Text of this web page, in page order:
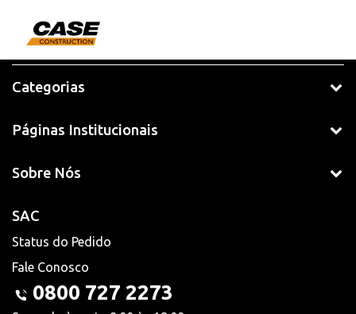
Categorias
Páginas Institucionais
Sobre Nós
SAC
Status do Pedido
Fale Conosco
0800 727 2273